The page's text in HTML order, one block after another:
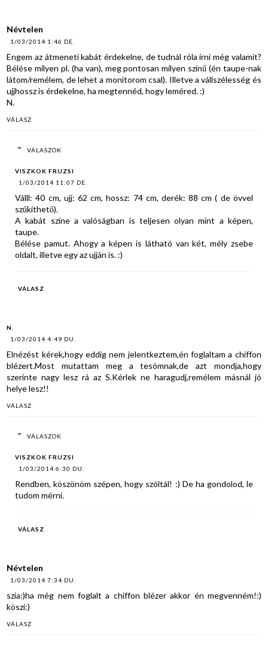
Névtelen
1/03/2014 1:46 DE.
Engem az átmeneti kabát érdekelne, de tudnál róla írni még valamit?
Bélése milyen pl. (ha van), meg pontosan milyen színű (én taupe-nak
látom/remélem, de lehet a monitorom csal). Illetve a vállszélesség és
ujjhossz is érdekelne, ha megtennéd, hogy leméred. :)
N.
VÁLASZ
VÁLASZOK
VISZKOK FRUZSI
1/03/2014 11:07 DE.
Válll: 40 cm, ujj: 62 cm, hossz: 74 cm, derék: 88 cm ( de övvel
szűkíthető).
A kabát színe a valóságban is teljesen olyan mint a képen,
taupe.
Bélése pamut. Ahogy a képen is látható van két, mély zsebe
oldalt, illetve egy az ujján is. :)
VÁLASZ
N.
1/03/2014 4:49 DU.
Elnézést kérek,hogy eddig nem jelentkeztem,én foglaltam a chiffon
blézert.Most mutattam meg a tesómnak,de azt mondja,hogy
szerinte nagy lesz rá az S.Kérlek ne haragudj,remélem másnál jó
helye lesz!!
VÁLASZ
VÁLASZOK
VISZKOK FRUZSI
1/03/2014 6:30 DU.
Rendben, köszönöm szépen, hogy szóltál! :) De ha gondolod, le
tudom mérni.
VÁLASZ
Névtelen
1/03/2014 7:34 DU.
szia:)ha még nem foglalt a chiffon blézer akkor én megvenném!:)
köszi:)
VÁLASZ